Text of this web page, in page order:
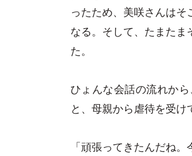
ったため、美咲さんは
なる。そして、たまた
た。
ひょんな会話の流れか
と、母親から虐待を受け
「頑張ってきたんだね